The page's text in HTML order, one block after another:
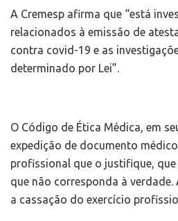
A Cremesp afirma que “está
relacionados à emissão de
contra covid-19 e as
determinado por Lei”.
O Código de Ética Médica, em
expedição de documento
profissional que o justifique,
que não corresponda à verdade.
a cassação do exercício